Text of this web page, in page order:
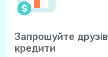
Запрошуйте
кредити